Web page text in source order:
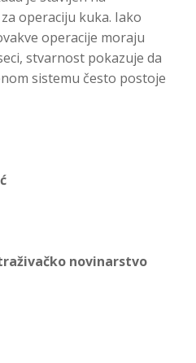
operaciju kuka. Iako
operacije moraju
stvarnost pokazuje da
sistemu često postoje
novinarstvo